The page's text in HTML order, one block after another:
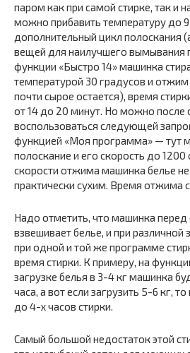
паром как при самой стирке, так и
можно прибавить температуру до
дополнительный цикл полоскания
вещей для наилучшего вымывания
функции «Быстро 14» машинка
температурой 30 градусов и
почти сырое остается), время
от 14 до 20 минут. Но можно после
воспользоваться следующей
функцией «Моя программа» — тут
полоскание и его скорость до
скорости отжима машинка белье не
практически сухим. Время отжима
Надо отметить, что машинка перед
взвешивает белье, и при различной
при одной и той же программе
время стирки. К примеру, на
загрузке белья в 3-4 кг машинка
часа, а вот если загрузить 5-6 кг,
до 4-х часов стирки.
Самый большой недостаток этой